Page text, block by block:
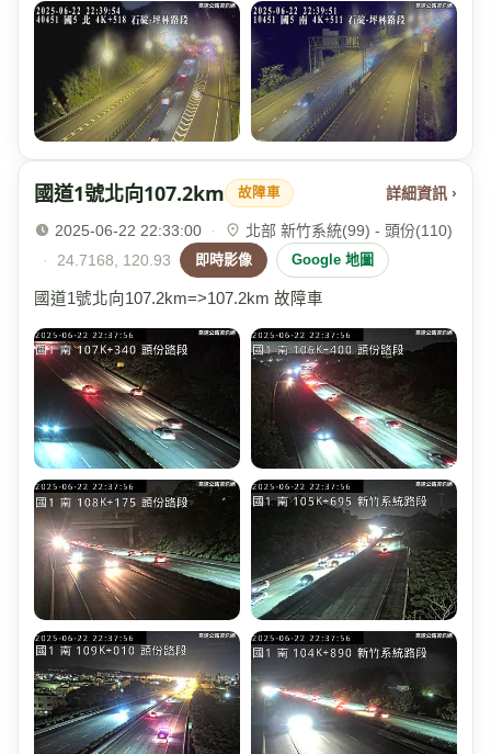
國道1號北向107.2km 故障車 詳細資訊 ›
2025-06-22 22:33:00 ·
北部 新竹系統(99) - 頭份(110)
·
24.7168, 120.93 即時影像 Google 地圖
國道1號北向107.2km=>107.2km 故障車